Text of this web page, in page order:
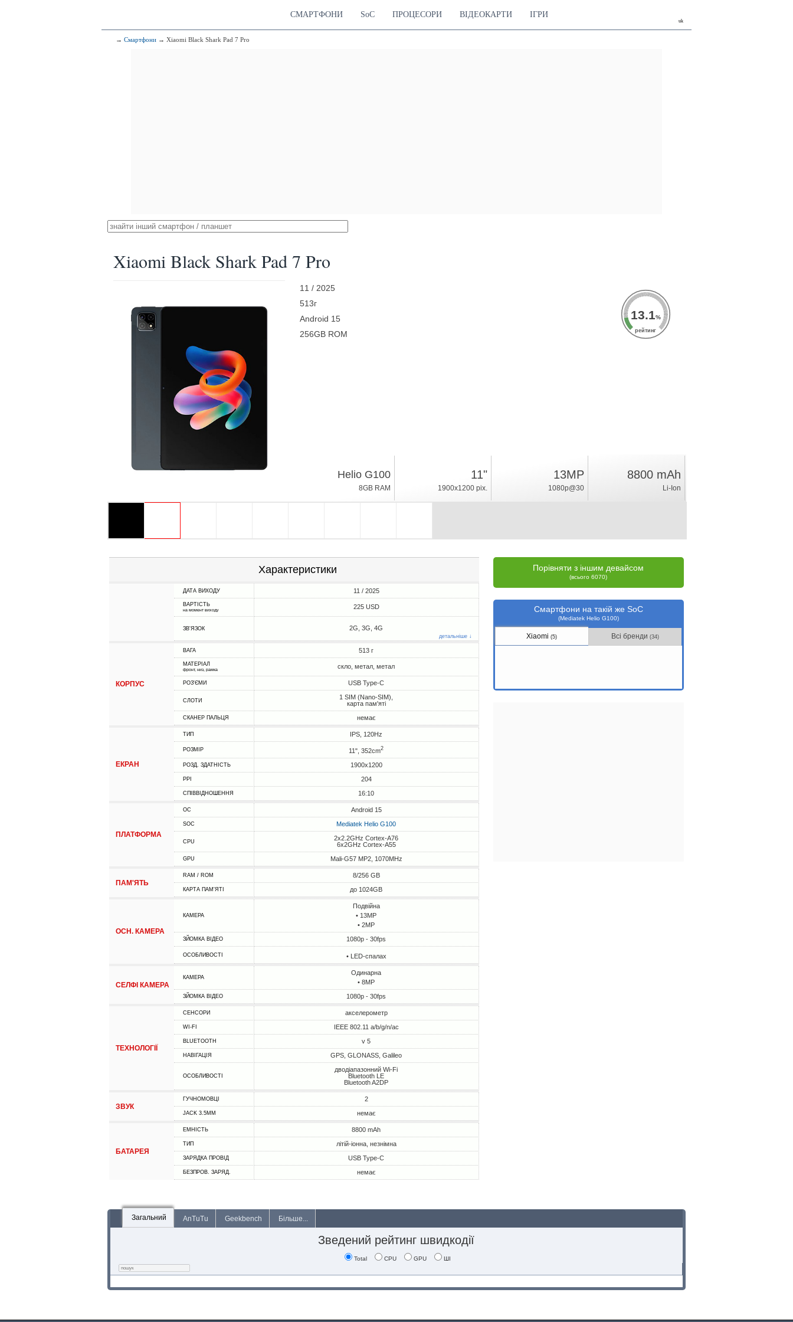
uk
СМАРТФОНИ SoC ПРОЦЕСОРИ ВІДЕОКАРТИ ІГРИ
→ Смартфони → Xiaomi Black Shark Pad 7 Pro
Xiaomi Black Shark Pad 7 Pro
11 / 2025
513г
Android 15
256GB ROM
13.1%
рейтинг
Helio G100
8GB RAM
11"
1900x1200 pix.
13MP
1080p@30
8800 mAh
Li-Ion
Характеристики
ДАТА ВИХОДУ 11 / 2025
ВАРТІСТЬ
на момент виходу 225 USD
ЗВ'ЯЗОК 2G, 3G, 4G
детальніше ↓
КОРПУС
ВАГА 513 г
МАТЕРІАЛ
фронт, низ, рамка скло, метал, метал
РОЗ'ЄМИ USB Type-C
СЛОТИ
1 SIM (Nano-SIM),
карта пам'яті
СКАНЕР ПАЛЬЦЯ немає
ЕКРАН
ТИП IPS, 120Hz
РОЗМІР 11", 352cm2
РОЗД. ЗДАТНІСТЬ 1900x1200
PPI 204
СПІВВІДНОШЕННЯ 16:10
ПЛАТФОРМА
ОС Android 15
SOC Mediatek Helio G100
CPU
2x2.2GHz Cortex-A76
6x2GHz Cortex-A55
GPU Mali-G57 MP2, 1070MHz
ПАМ'ЯТЬ
RAM / ROM 8/256 GB
КАРТА ПАМ'ЯТІ до 1024GB
ОСН. КАМЕРА
КАМЕРА
Подвійна
• 13MP
• 2MP
ЗЙОМКА ВІДЕО 1080p - 30fps
ОСОБЛИВОСТІ • LED-спалах
СЕЛФІ КАМЕРА
КАМЕРА
Одинарна
• 8MP
ЗЙОМКА ВІДЕО 1080p - 30fps
ТЕХНОЛОГІЇ
СЕНСОРИ акселерометр
WI-FI IEEE 802.11 a/b/g/n/ac
BLUETOOTH v 5
НАВІГАЦІЯ GPS, GLONASS, Galileo
ОСОБЛИВОСТІ
дводіапазонний Wi-Fi
Bluetooth LE
Bluetooth A2DP
ЗВУК
ГУЧНОМОВЦІ 2
JACK 3.5MM немає
БАТАРЕЯ
ЕМНІСТЬ 8800 mAh
ТИП літій-іонна, незнімна
ЗАРЯДКА ПРОВІД USB Type-C
БЕЗПРОВ. ЗАРЯД. немає
Порівняти з іншим девайсом
(всього 6070)
Смартфони на такій же SoC
(Mediatek Helio G100)
Xiaomi(5) Всі бренди (34)
Загальний AnTuTu Geekbench Більше...
Зведений рейтинг швидкодії
Total CPU GPU ШІ